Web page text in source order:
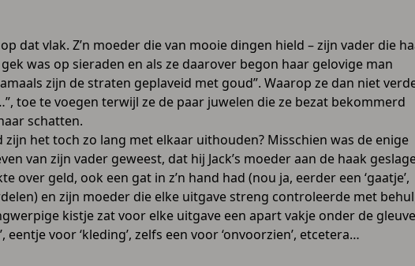
dat vlak. Z’n moeder die van mooie dingen hield – zijn vader die
was op sieraden en als ze daarover begon haar gelovige man
zijn de straten geplaveid met goud”. Waarop ze dan niet
toe te voegen terwijl ze de paar juwelen die ze bezat bekommerd
schatten.
het toch zo lang met elkaar uithouden? Misschien was de enige
van zijn vader geweest, dat hij Jack’s moeder aan de haak
over geld, ook een gat in z’n hand had (nou ja, eerder een ‘gaatje’,
en zijn moeder die elke uitgave streng controleerde met
kistje zat voor elke uitgave een apart vakje onder de
voor ‘kleding’, zelfs een voor ‘onvoorzien’, etcetera…